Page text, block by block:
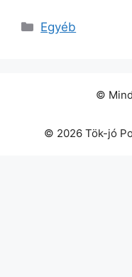
Kategória
Egyéb
©
© 2026 Tök-jó